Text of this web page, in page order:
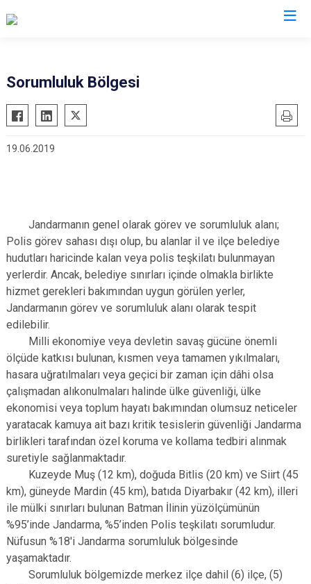
Sorumluluk Bölgesi
19.06.2019
Jandarmanın genel olarak görev ve sorumluluk alanı;
Polis görev sahası dışı olup, bu alanlar il ve ilçe belediye
hudutları haricinde kalan veya polis teşkilatı bulunmayan
yerlerdir. Ancak, belediye sınırları içinde olmakla birlikte
hizmet gerekleri bakımından uygun görülen yerler,
Jandarmanın görev ve sorumluluk alanı olarak tespit
edilebilir.
Milli ekonomiye veya devletin savaş gücüne önemli
ölçüde katkısı bulunan, kısmen veya tamamen yıkılmaları,
hasara uğratılmaları veya geçici bir zaman için dâhi olsa
çalışmadan alıkonulmaları halinde ülke güvenliği, ülke
ekonomisi veya toplum hayatı bakımından olumsuz neticeler
yaratacak kamuya ait bazı kritik tesislerin güvenliği Jandarma
birlikleri tarafından özel koruma ve kollama tedbiri alınmak
suretiyle sağlanmaktadır.
Kuzeyde Muş (12 km), doğuda Bitlis (20 km) ve Siirt (45
km), güneyde Mardin (45 km), batıda Diyarbakır (42 km), illeri
ile mülki sınırları bulunan Batman İlinin yüzölçümünün
%95’inde Jandarma, %5’inden Polis teşkilatı sorumludur.
Nüfusun %18'i Jandarma sorumluluk bölgesinde
yaşamaktadır.
Sorumluluk bölgemizde merkez ilçe dahil (6) ilçe, (5)